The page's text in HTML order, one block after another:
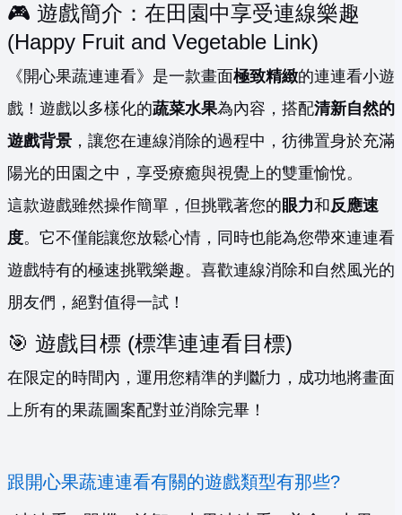
🎮 遊戲簡介：在田園中享受連線樂趣
(Happy Fruit and Vegetable Link)
《開心果蔬連連看》是一款畫面極致精緻的連連看小遊
戲！遊戲以多樣化的蔬菜水果為內容，搭配清新自然的
遊戲背景 ，讓您在連線消除的過程中，彷彿置身於充滿
陽光的田園之中，享受療癒與視覺上的雙重愉悅。
這款遊戲雖然操作簡單，但挑戰著您的 眼力和反應速
度。它不僅能讓您放鬆心情，同時也能為您帶來連連看
遊戲特有的極速挑戰樂趣。喜歡連線消除和自然風光的
朋友們，絕對值得一試！
🎯 遊戲目標 (標準連連看目標)
在限定的時間內，運用您精準的判斷力，成功地將畫面
上所有的果蔬圖案配對並消除完畢！
跟開心果蔬連連看有關的遊戲類型有那些?